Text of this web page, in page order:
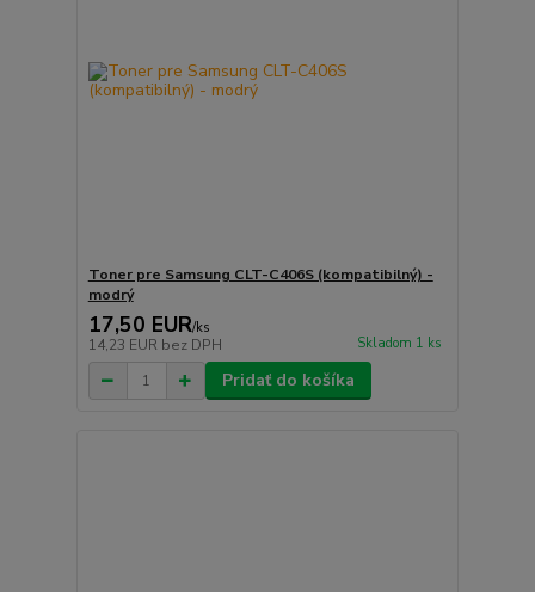
Toner pre Samsung CLT-C406S (kompatibilný) -
modrý
17,50 EUR/ks
14,23 EUR bez DPH Skladom 1 ks
Pridať do košíka